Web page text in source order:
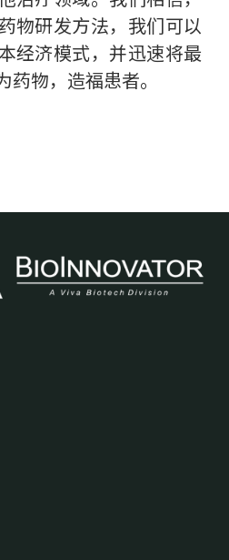
物研发方法，我们可以
经济模式，并迅速将最
物，造福患者。